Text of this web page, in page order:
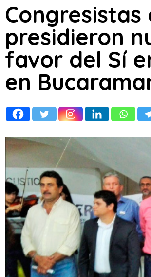
presidieron
favor del Sí
en